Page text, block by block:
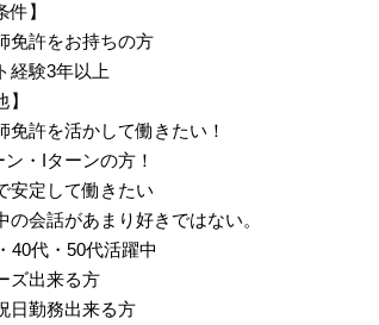
件】
免許をお持ちの方
経験3年以上
】
免許を活かして働きたい！
ン・Iターンの方！
安定して働きたい
の会話があまり好きではない。
40代・50代活躍中
ズ出来る方
日勤務出来る方